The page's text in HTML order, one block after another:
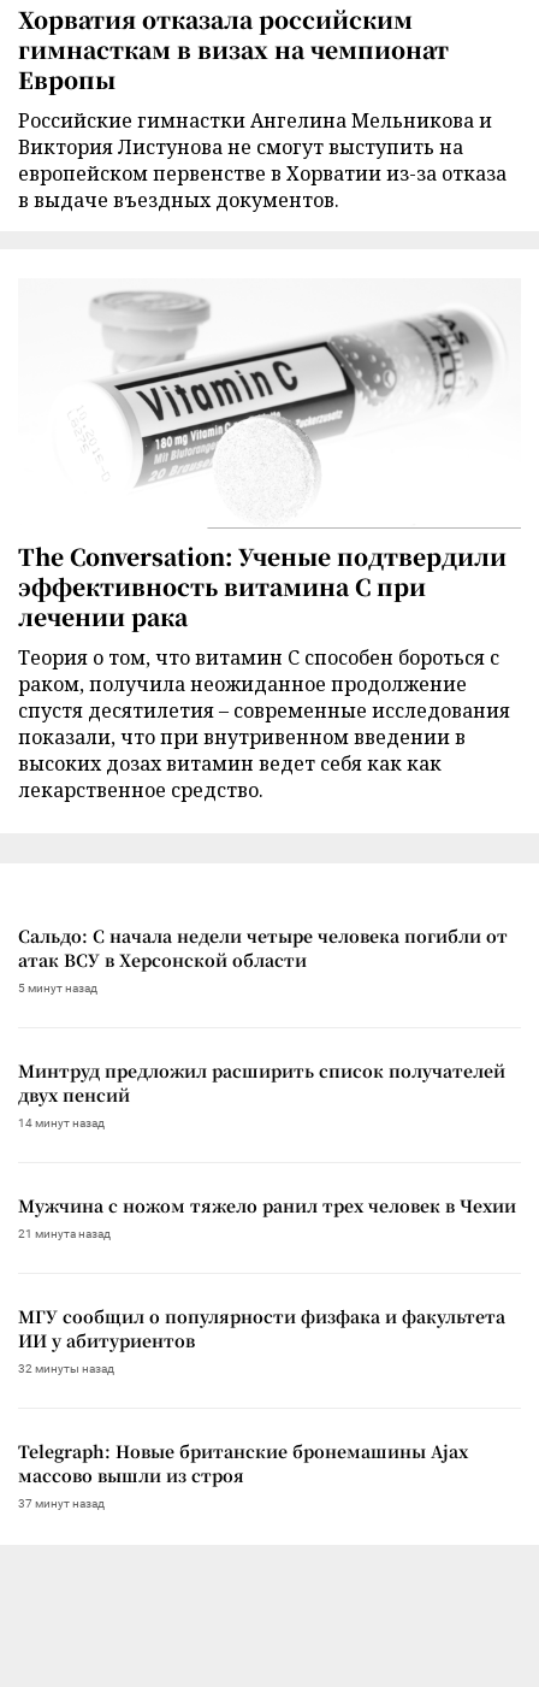
Хорватия отказала российским
гимнасткам в визах на чемпионат
Европы
Российские гимнастки Ангелина Мельникова и
Виктория Листунова не смогут выступить на
европейском первенстве в Хорватии из-за отказа
в выдаче въездных документов.
The Conversation: Ученые подтвердили
эффективность витамина C при
лечении рака
Теория о том, что витамин C способен бороться с
раком, получила неожиданное продолжение
спустя десятилетия – современные исследования
показали, что при внутривенном введении в
высоких дозах витамин ведет себя как как
лекарственное средство.
Сальдо: С начала недели четыре человека погибли от
атак ВСУ в Херсонской области
5 минут назад
Минтруд предложил расширить список получателей
двух пенсий
14 минут назад
Мужчина с ножом тяжело ранил трех человек в Чехии
21 минута назад
МГУ сообщил о популярности физфака и факультета
ИИ у абитуриентов
32 минуты назад
Telegraph: Новые британские бронемашины Ajax
массово вышли из строя
37 минут назад